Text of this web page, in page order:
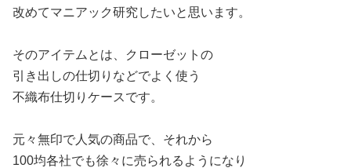
改めてマニアック研究したいと思います。
そのアイテムとは、クローゼットの
引き出しの仕切りなどでよく使う
不織布仕切りケースです。
元々無印で人気の商品で、それから
100均各社でも徐々に売られるようになり